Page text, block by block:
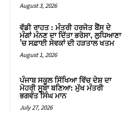
August 3, 2026
ਵੱਡੀ ਰਾਹਤ : ਮੰਤਰੀ ਹਰਜੋਤ ਬੈਂਸ ਦੇ
ਮੰਗਾਂ ਮੰਨਣ ਦਾ ਦਿੱਤਾ ਭਰੋਸਾ, ਲੁਧਿਆਣਾ
’ਚ ਸਫ਼ਾਈ ਸੇਵਕਾਂ ਦੀ ਹੜਤਾਲ ਖਤਮ
August 1, 2026
ਪੰਜਾਬ ਸਕੂਲ ਸਿੱਖਿਆ ਵਿੱਚ ਦੇਸ਼ ਦਾ
ਮੋਹਰੀ ਸੂਬਾ ਬਣਿਆ: ਮੁੱਖ ਮੰਤਰੀ
ਭਗਵੰਤ ਸਿੰਘ ਮਾਨ
July 27, 2026